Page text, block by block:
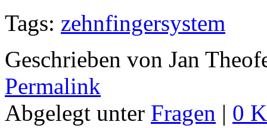
Tags: zehnfingersystem
Geschrieben von Jan
Permalink
Abgelegt unter Fragen | 0